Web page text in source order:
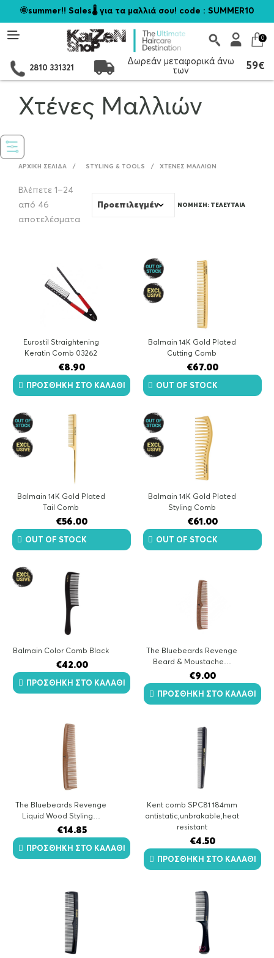
🌞summer!! Sales🌡️ για τα μαλλιά σου! code : SUMMER10
0
2810 331321
Δωρεάν μεταφορικά άνω
των
59€
Χτένες Μαλλιών
ΑΡΧΙΚΉ ΣΕΛΊΔΑ / STYLING & TOOLS / ΧΤΈΝΕΣ ΜΑΛΛΙΏΝ
Βλέπετε 1–24
από 46
αποτελέσματαSorted
Eurostil Straightening
Keratin Comb 03262
€8.90
ΠΡΟΣΘΉΚΗ ΣΤΟ ΚΑΛΆΘΙ
Balmain 14K Gold Plated
Cutting Comb
€67.00
OUT OF STOCK
Balmain 14K Gold Plated
Tail Comb
€56.00
OUT OF STOCK
Balmain 14K Gold Plated
Styling Comb
€61.00
OUT OF STOCK
Balmain Color Comb Black
€42.00
ΠΡΟΣΘΉΚΗ ΣΤΟ ΚΑΛΆΘΙ
The Bluebeards Revenge
Beard & Moustache…
€9.00
ΠΡΟΣΘΉΚΗ ΣΤΟ ΚΑΛΆΘΙ
The Bluebeards Revenge
Liquid Wood Styling…
€14.85
ΠΡΟΣΘΉΚΗ ΣΤΟ ΚΑΛΆΘΙ
Kent comb SPC81 184mm
antistatic,unbrakable,heat
resistant
€4.50
ΠΡΟΣΘΉΚΗ ΣΤΟ ΚΑΛΆΘΙ